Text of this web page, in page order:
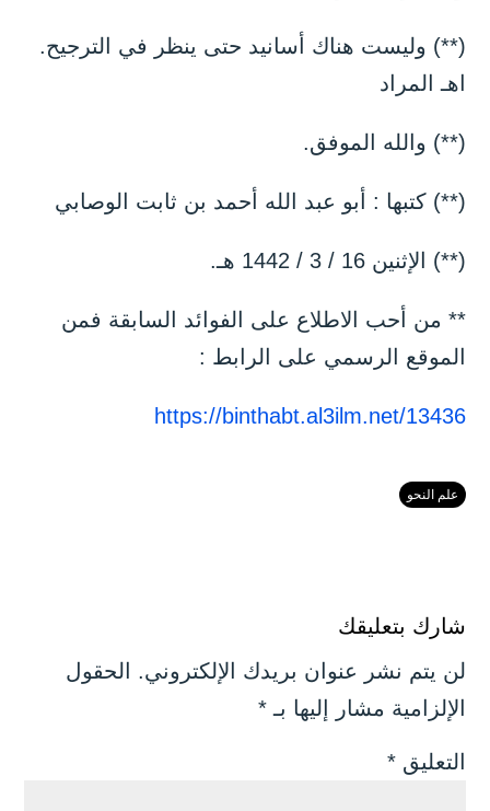
(**) وليست هناك أسانيد حتى ينظر في الترجيح.
اهـ المراد
(**) والله الموفق.
(**) كتبها : أبو عبد الله أحمد بن ثابت الوصابي
(**) الإثنين 16 / 3 / 1442 هـ.
** من أحب الاطلاع على الفوائد السابقة فمن
الموقع الرسمي على الرابط :
https://binthabt.al3ilm.net/13436
علم النحو
شارك بتعليقك
لن يتم نشر عنوان بريدك الإلكتروني. الحقول
الإلزامية مشار إليها بـ *
التعليق *